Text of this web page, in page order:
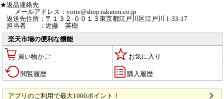
★返品連絡先
メールアドレス：yotte@shop.rakuten.co.jp
返送先住所：〒１３２-００１３東京都江戸川区江戸川 1-33-17
担当者 ：近藤 英樹
楽天市場の便利な機能
買い物かご お気に入り
閲覧履歴 購入履歴
アプリのご利用で最大1000ポイント！